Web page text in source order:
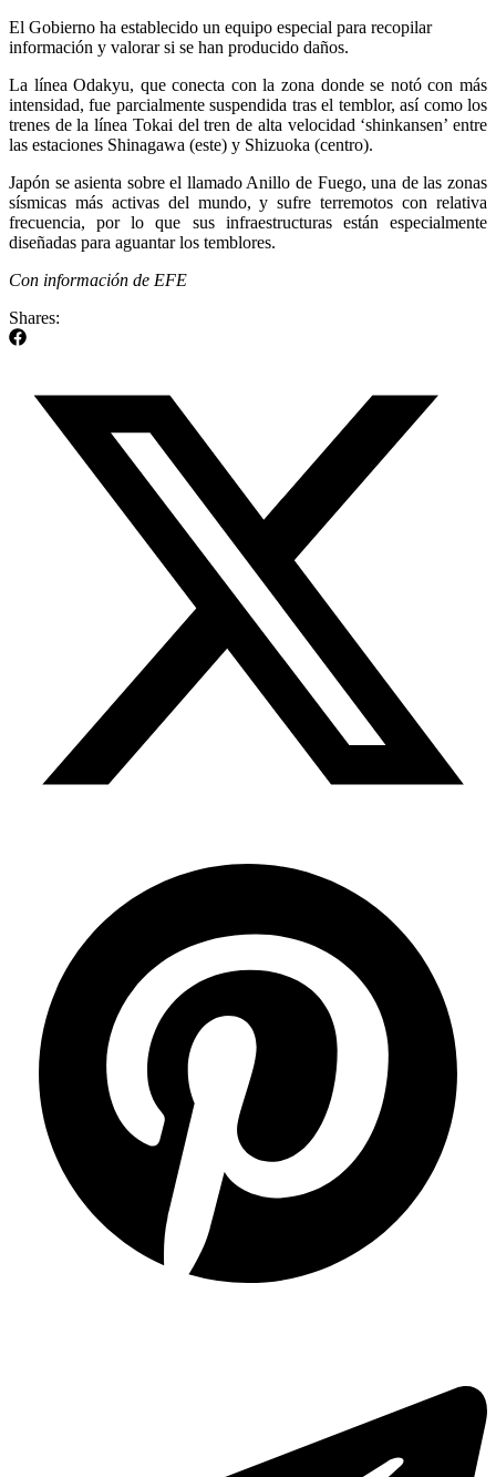
El Gobierno ha establecido un equipo especial para recopilar
información y valorar si se han producido daños.
La línea Odakyu, que conecta con la zona donde se notó con más
intensidad, fue parcialmente suspendida tras el temblor, así como los
trenes de la línea Tokai del tren de alta velocidad ‘shinkansen’ entre
las estaciones Shinagawa (este) y Shizuoka (centro).
Japón se asienta sobre el llamado Anillo de Fuego, una de las zonas
sísmicas más activas del mundo, y sufre terremotos con relativa
frecuencia, por lo que sus infraestructuras están especialmente
diseñadas para aguantar los temblores.
Con información de EFE
Shares: